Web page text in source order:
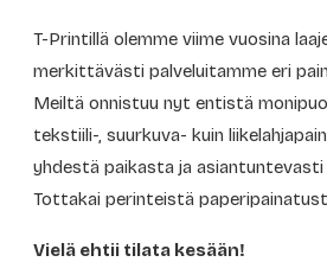
T-Printillä olemme viime vuosina
merkittävästi palveluitamme eri
Meiltä onnistuu nyt entistä
tekstiili-, suurkuva- kuin
yhdestä paikasta ja
Tottakai perinteistä
Vielä ehtii tilata kesään!